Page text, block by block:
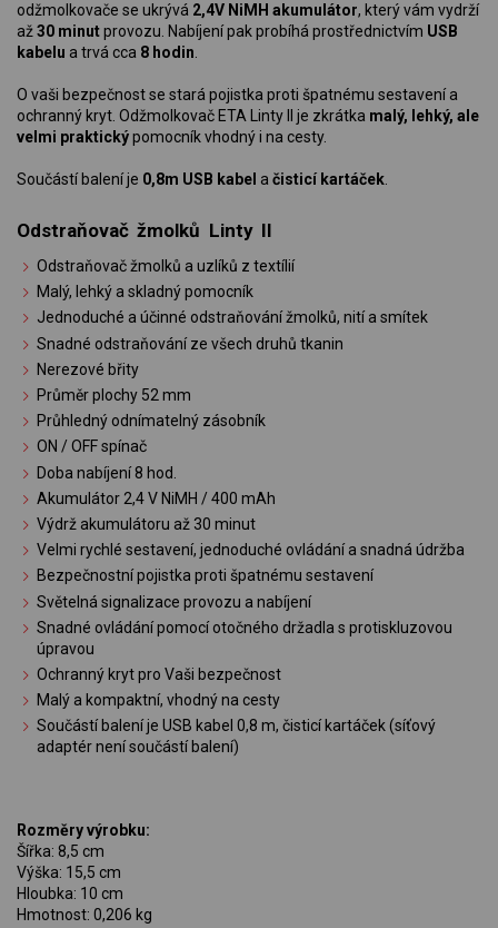
odžmolkovače se ukrývá 2,4V NiMH akumulátor, který vám vydrží
až30 minutprovozu. Nabíjení pak probíhá prostřednictvím USB
kabelu a trvá cca 8 hodin
O vaši bezpečnost se stará pojistka proti špatnému sestavení a
ochranný kryt. Odžmolkovač ETA Linty II je zkrátka malý, lehký, ale
velmi praktickýpomocník vhodný i na cesty.
Součástí balení je 0,8m USB kabel a čisticí kartáček
Odstraňovač žmolků Linty II
Odstraňovač žmolků a uzlíků z textílií
Malý, lehký a skladný pomocník
Jednoduché a účinné odstraňování žmolků, nití a smítek
Snadné odstraňování ze všech druhů tkanin
Nerezové břity
Průměr plochy 52 mm
Průhledný odnímatelný zásobník
ON / OFF spínač
Doba nabíjení 8 hod.
Akumulátor 2,4 V NiMH / 400 mAh
Výdrž akumulátoru až 30 minut
Velmi rychlé sestavení, jednoduché ovládání a snadná údržba
Bezpečnostní pojistka proti špatnému sestavení
Světelná signalizace provozu a nabíjení
Snadné ovládání pomocí otočného držadla s protiskluzovou
úpravou
Ochranný kryt pro Vaši bezpečnost
Malý a kompaktní, vhodný na cesty
Součástí balení je USB kabel 0,8 m, čisticí kartáček (síťový
adaptér není součástí balení)
Rozměry výrobku:
Šířka: 8,5 cm
Výška: 15,5 cm
Hloubka: 10 cm
Hmotnost: 0,206 kg